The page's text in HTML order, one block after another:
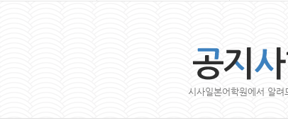
시사일본어학원에서 알려